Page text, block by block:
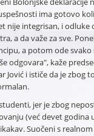
ima gotovo
nije integrisan, i odluke
a da važe za sve.
a potom ode
odgovara", kaže
Jović i ističe da je zbog
jer je zbog
(već devet godina
Suočeni s